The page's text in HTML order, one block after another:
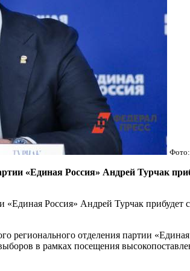
Фото:
«Единая Россия» Андрей Турчак
«Единая Россия» Андрей Турчак
регионального отделения партии
в рамках посещения